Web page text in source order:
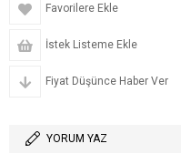
Favorilere Ekle
İstek Listeme Ekle
Fiyat Düşünce Haber Ver
YORUM YAZ